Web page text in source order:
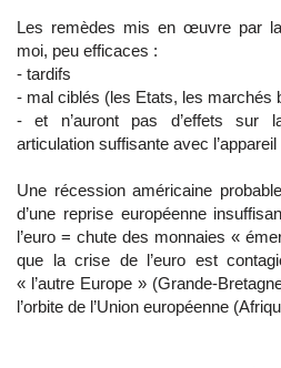
Les remèdes mis en œuvre par
moi, peu efficaces :
- tardifs
- mal ciblés (les Etats, les marchés
- et n’auront pas d’effets sur
articulation suffisante avec
Une récession américaine
d’une reprise européenne
l’euro = chute des monnaies «
que la crise de l’euro est
« l’autre Europe » (Grande-
l’orbite de l’Union européenne